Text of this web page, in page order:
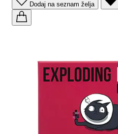
Dodaj na seznam želja